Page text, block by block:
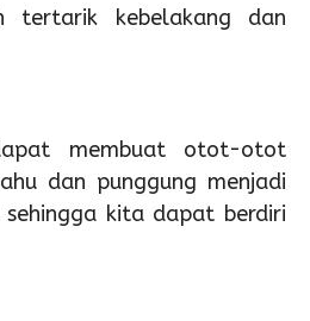
tertarik kebelakang dan
membuat otot-otot
dan punggung menjadi
kita dapat berdiri